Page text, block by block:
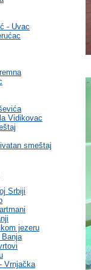
- Uvac
Vidikovac
smeštaj
Srbiji
jezeru
Vrnjačka